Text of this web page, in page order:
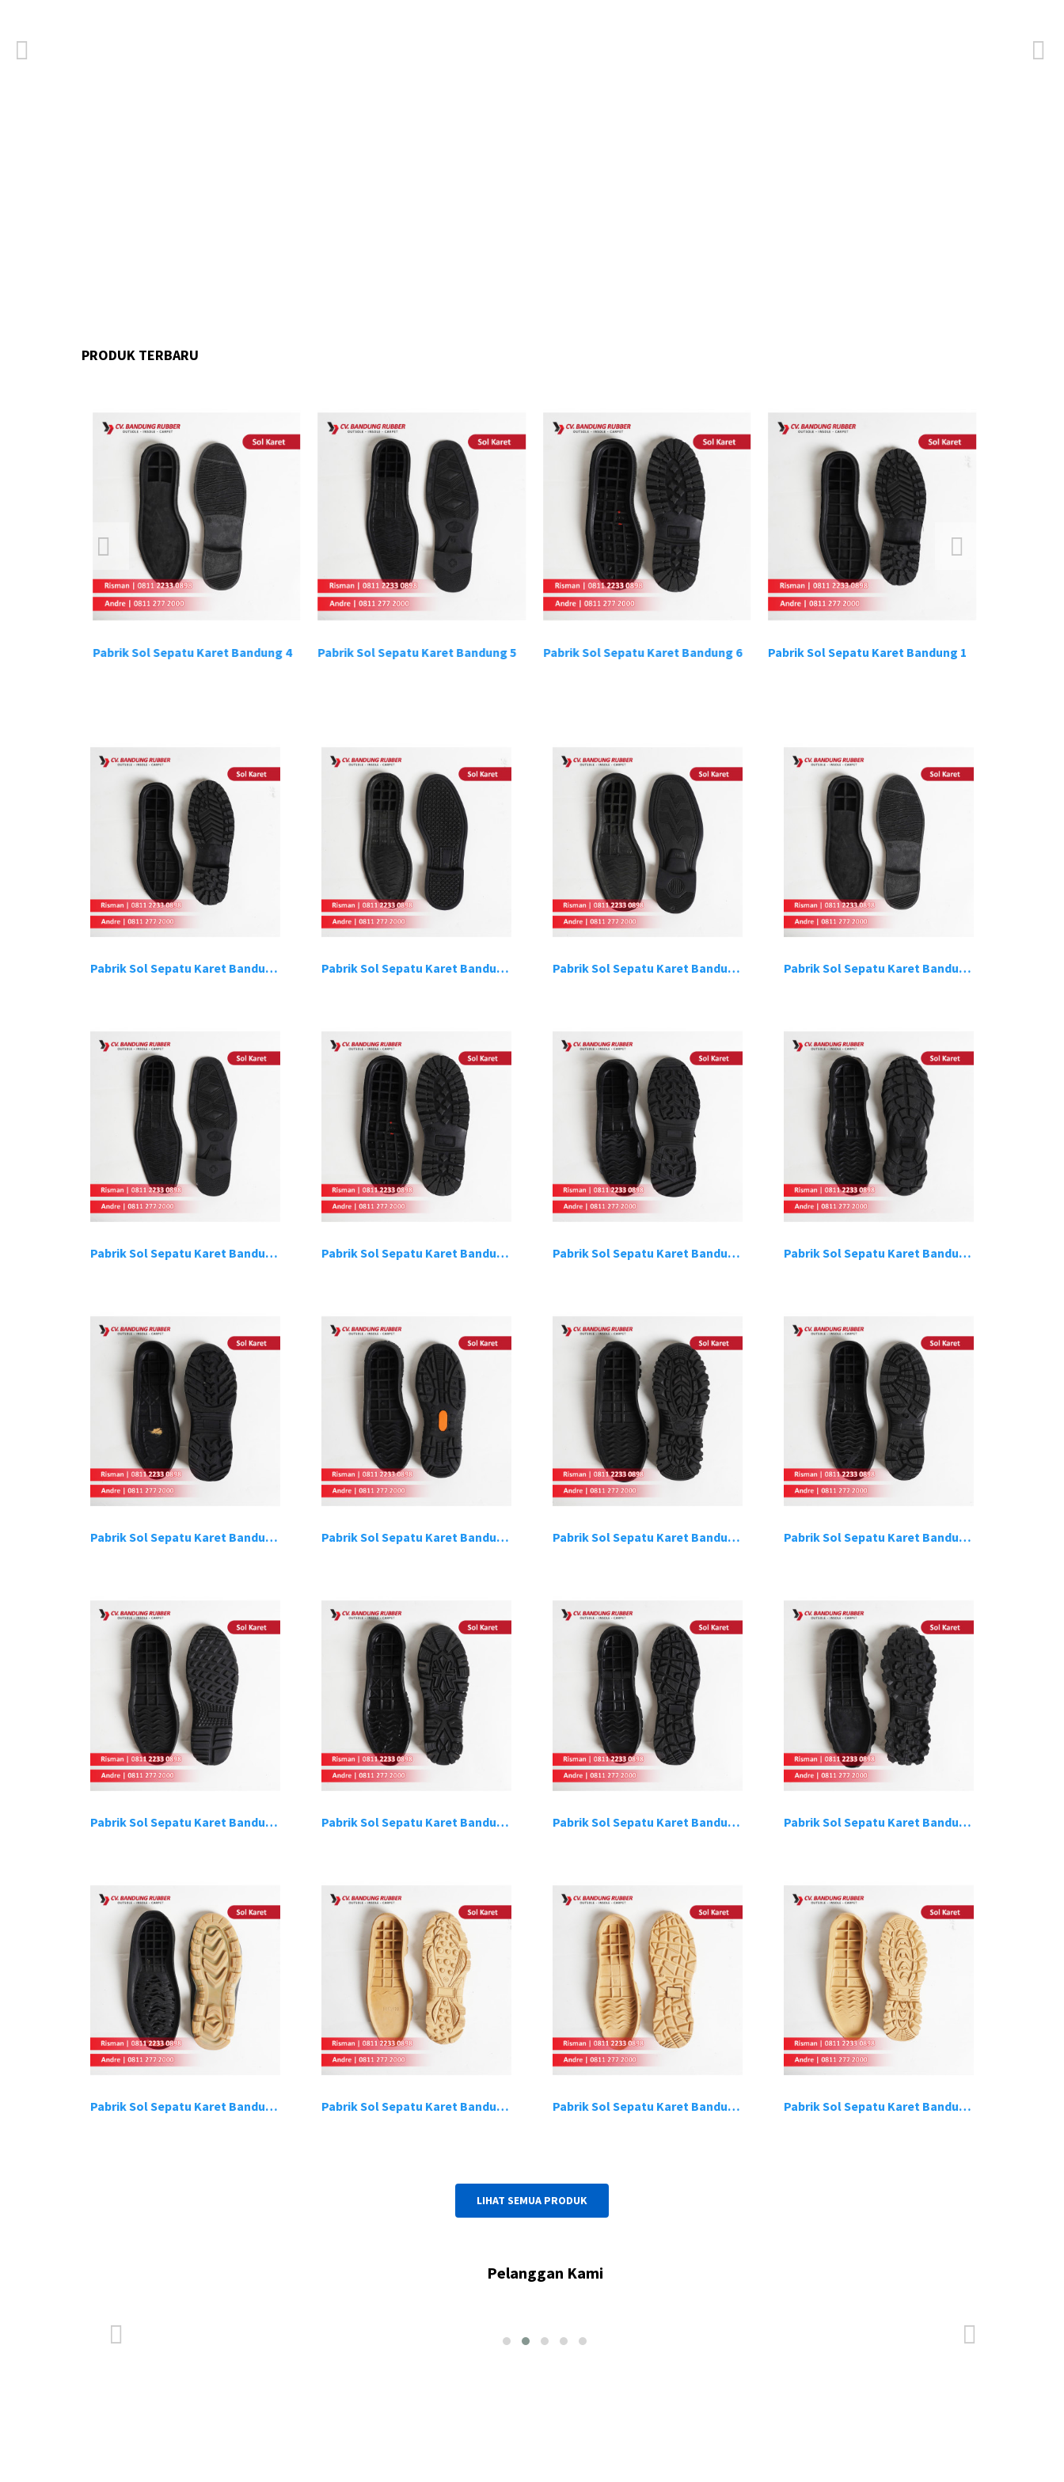
PRODUK TERBARU
Pabrik Sol Sepatu Karet Bandung 4 Pabrik Sol Sepatu Karet Bandung 5 Pabrik Sol Sepatu Karet Bandung 6 Pabrik Sol Sepatu Karet Bandung 1
Pabrik Sol Sepatu Karet Bandung 1 Pabrik Sol Sepatu Karet Bandung 2 Pabrik Sol Sepatu Karet Bandung 3 Pabrik Sol Sepatu Karet Bandung 4
Pabrik Sol Sepatu Karet Bandung 5 Pabrik Sol Sepatu Karet Bandung 6 Pabrik Sol Sepatu Karet Bandung 7 Pabrik Sol Sepatu Karet Bandung 8
Pabrik Sol Sepatu Karet Bandung 9 Pabrik Sol Sepatu Karet Bandung 10 Pabrik Sol Sepatu Karet Bandung 11 Pabrik Sol Sepatu Karet Bandung 12
Pabrik Sol Sepatu Karet Bandung 13 Pabrik Sol Sepatu Karet Bandung 14 Pabrik Sol Sepatu Karet Bandung 15 Pabrik Sol Sepatu Karet Bandung 16
Pabrik Sol Sepatu Karet Bandung 17 Pabrik Sol Sepatu Karet Bandung 18 Pabrik Sol Sepatu Karet Bandung 19 Pabrik Sol Sepatu Karet Bandung 20
LIHAT SEMUA PRODUK
Pelanggan Kami